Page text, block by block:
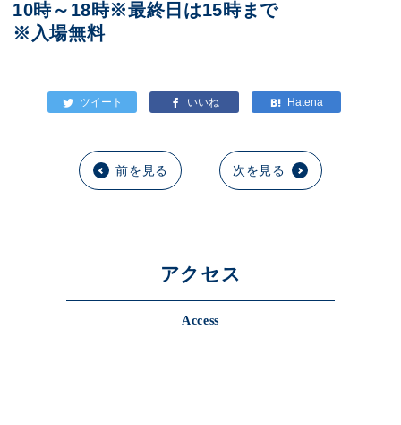
10時～18時※最終日は15時まで
※入場無料
前を見る 次を見る
アクセス
Access